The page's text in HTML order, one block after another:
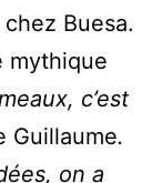
Buesa.
mythique
c’est
Guillaume.
on a